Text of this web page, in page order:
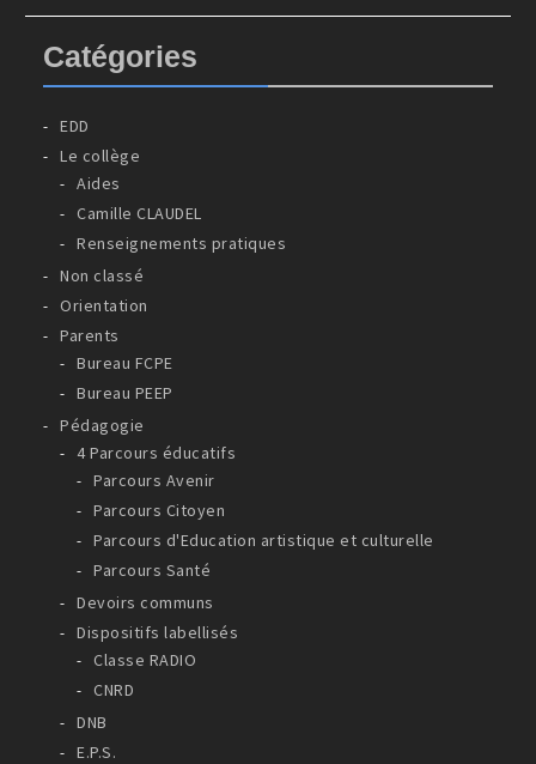
Catégories
EDD
Le collège
Aides
Camille CLAUDEL
Renseignements pratiques
Non classé
Orientation
Parents
Bureau FCPE
Bureau PEEP
Pédagogie
4 Parcours éducatifs
Parcours Avenir
Parcours Citoyen
Parcours d'Education artistique et culturelle
Parcours Santé
Devoirs communs
Dispositifs labellisés
Classe RADIO
CNRD
DNB
E.P.S.